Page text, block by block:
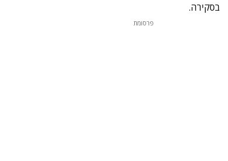
בסקירה.
פרסומת